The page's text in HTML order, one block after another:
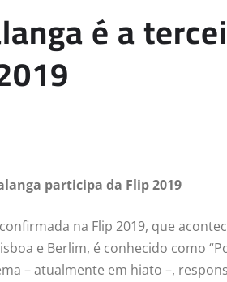
é a
participa da Flip 2019
na Flip 2019, que
e Berlim, é conhecido como
– atualmente em hiato –,